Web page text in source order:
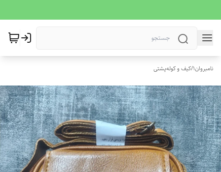
نامبروان1 /کیف و کوله‌پشتی